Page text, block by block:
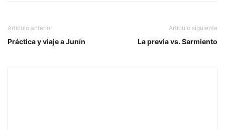
Artículo anterior
Práctica y viaje a Junín
Artículo siguiente
La previa vs. Sarmiento